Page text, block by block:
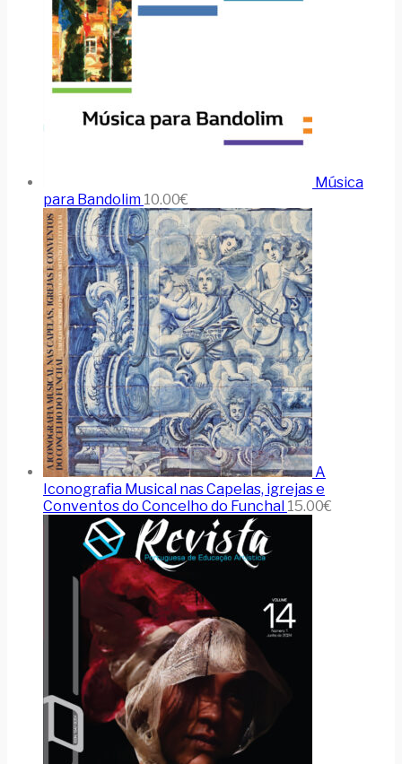
Música
para Bandolim 10.00€
A
Iconografia Musical nas Capelas, igrejas e
Conventos do Concelho do Funchal 15.00€